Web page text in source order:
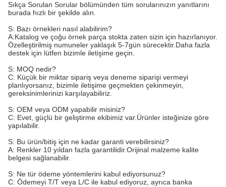
Sıkça Sorulan Sorular bölümünden tüm sorularınızın yanıtlarını
burada hızlı bir şekilde alın.
S: Bazı örnekleri nasıl alabilirim?
A:Katalog ve çoğu örnek parça stokta zaten sizin için hazırlanıyor.
Özelleştirilmiş numuneler yaklaşık 5-7gün sürecektir.Daha fazla
destek için lütfen bizimle iletişime geçin.
S: MOQ nedir?
C: Küçük bir miktar sipariş veya deneme siparişi vermeyi
planlıyorsanız, bizimle iletişime geçmekten çekinmeyin,
gereksinimlerinizi karşılayabiliriz.
S: OEM veya ODM yapabilir misiniz?
C: Evet, güçlü bir geliştirme ekibimiz var.Ürünler isteğinize göre
yapılabilir.
S: Bu ürün/bitiş için ne kadar garanti verebilirsiniz?
A: Renkler 10 yıldan fazla garantilidir.Orijinal malzeme kalite
belgesi sağlanabilir.
S: Ne tür ödeme yöntemlerini kabul ediyorsunuz?
C: Ödemeyi T/T veya L/C ile kabul ediyoruz, ayrıca banka